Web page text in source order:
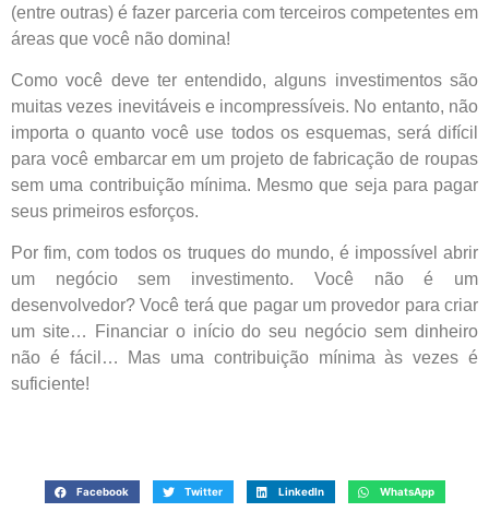
(entre outras) é fazer parceria com terceiros competentes em
áreas que você não domina!
Como você deve ter entendido, alguns investimentos são
muitas vezes inevitáveis e incompressíveis. No entanto, não
importa o quanto você use todos os esquemas, será difícil
para você embarcar em um projeto de fabricação de roupas
sem uma contribuição mínima. Mesmo que seja para pagar
seus primeiros esforços.
Por fim, com todos os truques do mundo, é impossível abrir
um negócio sem investimento. Você não é um
desenvolvedor? Você terá que pagar um provedor para criar
um site… Financiar o início do seu negócio sem dinheiro
não é fácil… Mas uma contribuição mínima às vezes é
suficiente!
Facebook Twitter LinkedIn WhatsApp